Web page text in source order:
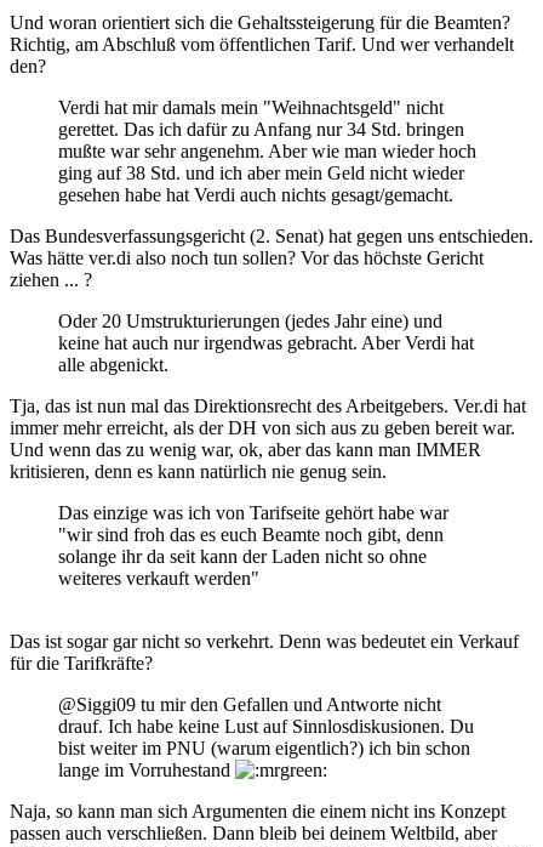
Und woran orientiert sich die Gehaltssteigerung für die Beamten?
Richtig, am Abschluß vom öffentlichen Tarif. Und wer verhandelt
den?
Verdi hat mir damals mein "Weihnachtsgeld" nicht
gerettet. Das ich dafür zu Anfang nur 34 Std. bringen
mußte war sehr angenehm. Aber wie man wieder hoch
ging auf 38 Std. und ich aber mein Geld nicht wieder
gesehen habe hat Verdi auch nichts gesagt/gemacht.
Das Bundesverfassungsgericht (2. Senat) hat gegen uns entschieden.
Was hätte ver.di also noch tun sollen? Vor das höchste Gericht
ziehen ... ?
Oder 20 Umstrukturierungen (jedes Jahr eine) und
keine hat auch nur irgendwas gebracht. Aber Verdi hat
alle abgenickt.
Tja, das ist nun mal das Direktionsrecht des Arbeitgebers. Ver.di hat
immer mehr erreicht, als der DH von sich aus zu geben bereit war.
Und wenn das zu wenig war, ok, aber das kann man IMMER
kritisieren, denn es kann natürlich nie genug sein.
Das einzige was ich von Tarifseite gehört habe war
"wir sind froh das es euch Beamte noch gibt, denn
solange ihr da seit kann der Laden nicht so ohne
weiteres verkauft werden"
Das ist sogar gar nicht so verkehrt. Denn was bedeutet ein Verkauf
für die Tarifkräfte?
@Siggi09 tu mir den Gefallen und Antworte nicht
drauf. Ich habe keine Lust auf Sinnlosdiskusionen. Du
bist weiter im PNU (warum eigentlich?) ich bin schon
lange im Vorruhestand
Naja, so kann man sich Argumenten die einem nicht ins Konzept
passen auch verschließen. Dann bleib bei deinem Weltbild, aber